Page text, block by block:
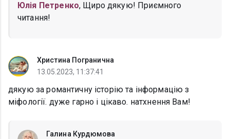
Юлія Петренко, Щиро дякую! Приємного
читання!
Христина Погранична
13.05.2023, 11:37:41
дякую за романтичну історію та інформацію з
міфології. дуже гарно і цікаво. натхнення Вам!
Галина Курдюмова